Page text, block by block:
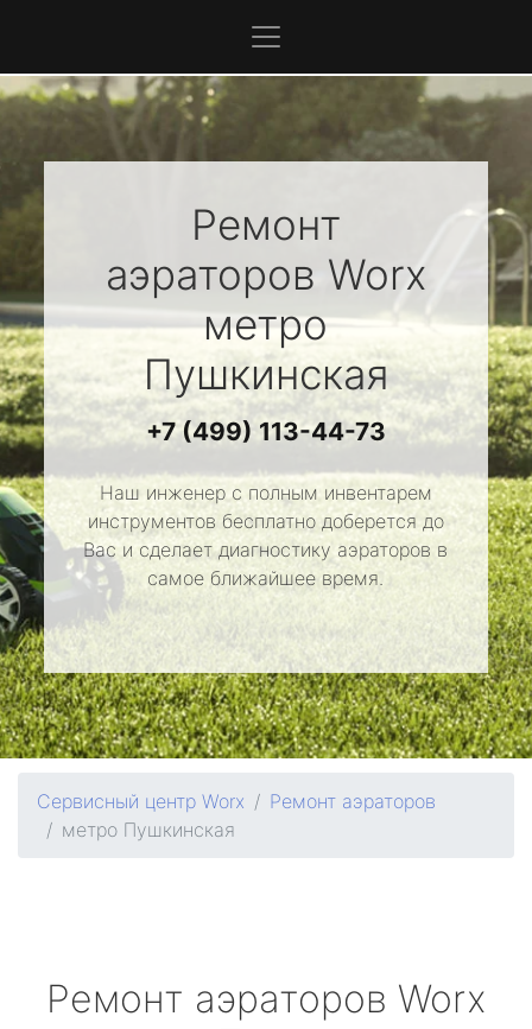
Ремонт
аэраторов Worx
метро
Пушкинская
+7 (499) 113-44-73
Наш инженер с полным инвентарем
инструментов бесплатно доберется до
Вас и сделает диагностику аэраторов в
самое ближайшее время.
Сервисный центр Worx
Ремонт аэраторов
метро Пушкинская
Ремонт аэраторов Worx